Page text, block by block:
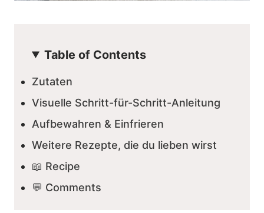
Table of Contents
Zutaten
Visuelle Schritt-für-Schritt-Anleitung
Aufbewahren & Einfrieren
Weitere Rezepte, die du lieben wirst
📖 Recipe
💬 Comments